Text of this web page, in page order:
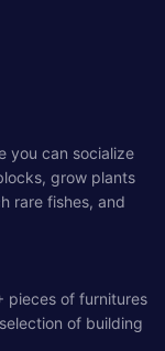
you can socialize
grow plants
rare fishes, and
pieces of furnitures
of building